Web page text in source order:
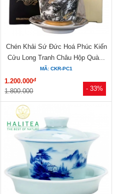
- 33%
Chén Khải Sứ Đức Hoá Phúc Kiến
Cửu Long Tranh Châu Hộp Quà...
MÃ: CKR-PC1
1.200.000đ
1.800.000